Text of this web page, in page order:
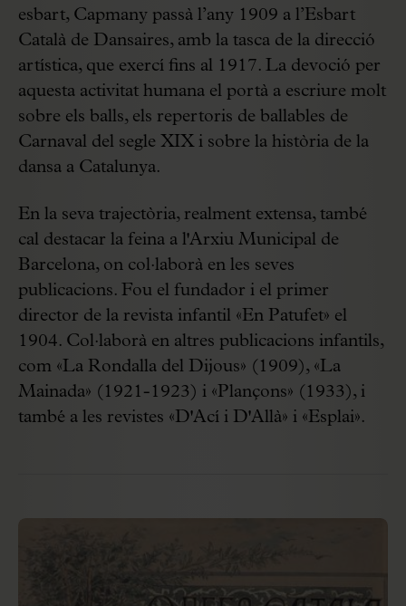
esbart, Capmany passà l’any 1909 a l’Esbart
Català de Dansaires, amb la tasca de la direcció
artística, que exercí fins al 1917. La devoció per
aquesta activitat humana el portà a escriure molt
sobre els balls, els repertoris de ballables de
Carnaval del segle XIX i sobre la història de la
dansa a Catalunya.
En la seva trajectòria, realment extensa, també
cal destacar la feina a l'Arxiu Municipal de
Barcelona, on col·laborà en les seves
publicacions. Fou el fundador i el primer
director de la revista infantil «En Patufet» el
1904. Col·laborà en altres publicacions infantils,
com «La Rondalla del Dijous» (1909), «La
Mainada» (1921-1923) i «Plançons» (1933), i
també a les revistes «D'Ací i D'Allà» i «Esplai».